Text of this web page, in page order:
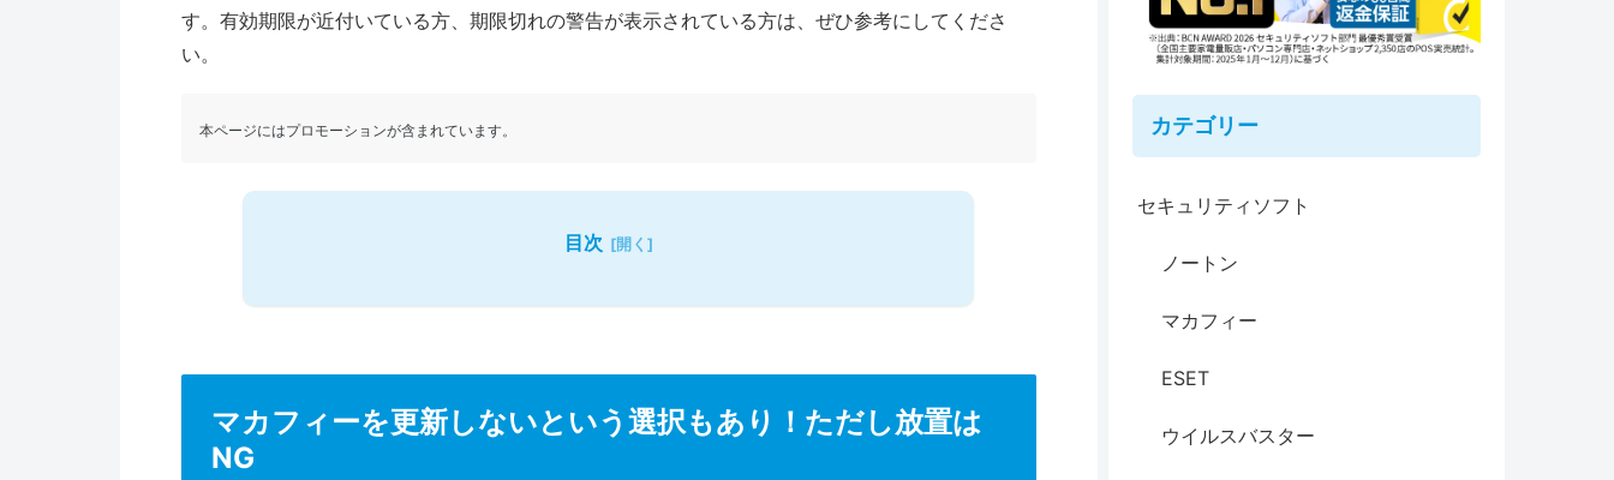
す。有効期限が近付いている方、期限切れの警告が表示されている方は、ぜひ参考にしてくださ
い。
本ページにはプロモーションが含まれています。
目次
マカフィーを更新しないという選択もあり！ただし放置は
NG
カテゴリー
セキュリティソフト
ノートン
マカフィー
ESET
ウイルスバスター